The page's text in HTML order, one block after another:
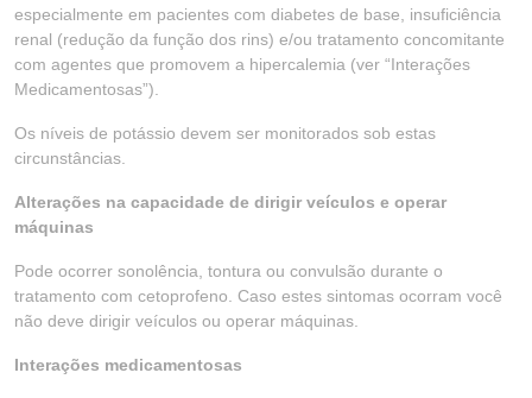
especialmente em pacientes com diabetes de base, insuficiência
renal (redução da função dos rins) e/ou tratamento concomitante
com agentes que promovem a hipercalemia (ver “Interações
Medicamentosas”).
Os níveis de potássio devem ser monitorados sob estas
circunstâncias.
Alterações na capacidade de dirigir veículos e operar
máquinas
Pode ocorrer sonolência, tontura ou convulsão durante o
tratamento com cetoprofeno. Caso estes sintomas ocorram você
não deve dirigir veículos ou operar máquinas.
Interações medicamentosas